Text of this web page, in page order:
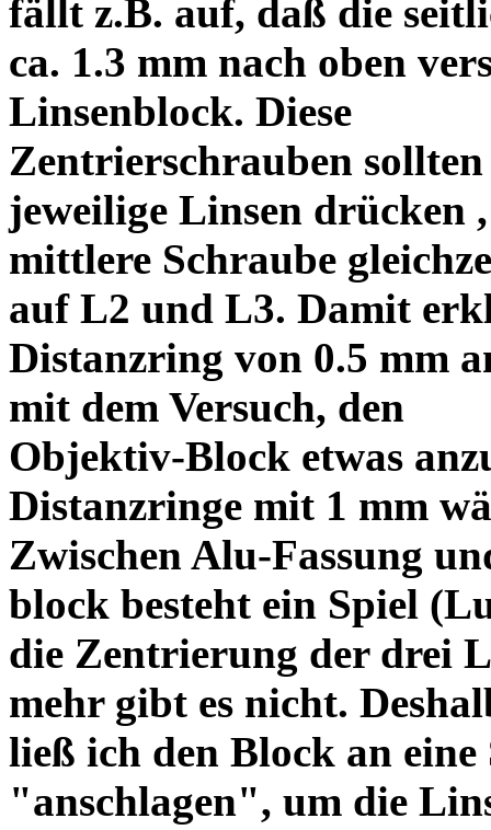
fällt z.B. auf, daß die
ca. 1.3 mm nach oben
Linsenblock. Diese
Zentrierschrauben
jeweilige Linsen drücken
mittlere Schraube
auf L2 und L3. Damit
Distanzring von 0.5 mm
mit dem Versuch, den
Objektiv-Block etwas
Distanzringe mit 1 mm
Zwischen Alu-Fassung
block besteht ein Spiel
die Zentrierung der drei
mehr gibt es nicht.
ließ ich den Block an eine
"anschlagen", um die